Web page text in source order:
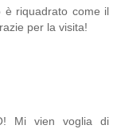
è riquadrato come il
per la visita!
Mi vien voglia di